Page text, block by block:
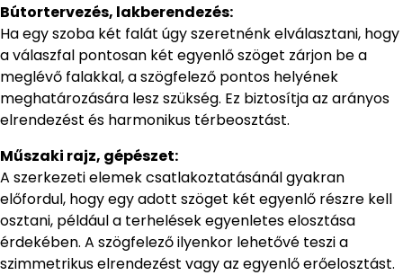
Bútortervezés, lakberendezés:
Ha egy szoba két falát úgy szeretnénk elválasztani, hogy
a válaszfal pontosan két egyenlő szöget zárjon be a
meglévő falakkal, a szögfelező pontos helyének
meghatározására lesz szükség. Ez biztosítja az arányos
elrendezést és harmonikus térbeosztást.
Műszaki rajz, gépészet:
A szerkezeti elemek csatlakoztatásánál gyakran
előfordul, hogy egy adott szöget két egyenlő részre kell
osztani, például a terhelések egyenletes elosztása
érdekében. A szögfelező ilyenkor lehetővé teszi a
szimmetrikus elrendezést vagy az egyenlő erőelosztást.